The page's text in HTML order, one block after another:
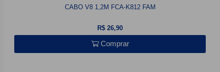
CABO V8 1,2M FCA-K812 FAM
R$ 26,90
Comprar